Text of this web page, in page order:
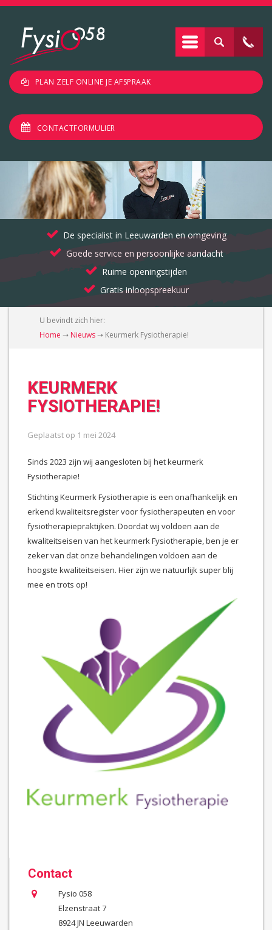
PLAN ZELF ONLINE JE AFSPRAAK
CONTACTFORMULIER
De specialist in Leeuwarden en omgeving
Goede service en persoonlijke aandacht
Ruime openingstijden
Gratis inloopspreekuur
U bevindt zich hier:
Home ➝ Nieuws ➝ Keurmerk Fysiotherapie!
KEURMERK
FYSIOTHERAPIE!
Geplaatst op 1 mei 2024
Sinds 2023 zijn wij aangesloten bij het keurmerk
Fysiotherapie!
Stichting Keurmerk Fysiotherapie is een onafhankelijk en
erkend kwaliteitsregister voor fysiotherapeuten en voor
fysiotherapiepraktijken. Doordat wij voldoen aan de
kwaliteitseisen van het keurmerk Fysiotherapie, ben je er
zeker van dat onze behandelingen voldoen aan de
hoogste kwaliteitseisen. Hier zijn we natuurlijk super blij
mee en trots op!
Contact
Fysio 058
Elzenstraat 7
8924 JN Leeuwarden